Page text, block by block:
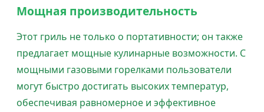
Мощная производительность
Этот гриль не только о портативности; он также
предлагает мощные кулинарные возможности. С
мощными газовыми горелками пользователи
могут быстро достигать высоких температур,
обеспечивая равномерное и эффективное